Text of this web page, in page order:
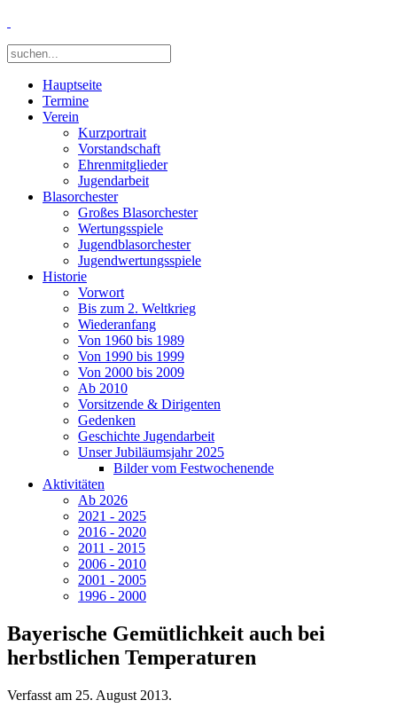
Hauptseite
Termine
Verein
Kurzportrait
Vorstandschaft
Ehrenmitglieder
Jugendarbeit
Blasorchester
Großes Blasorchester
Wertungsspiele
Jugendblasorchester
Jugendwertungsspiele
Historie
Vorwort
Bis zum 2. Weltkrieg
Wiederanfang
Von 1960 bis 1989
Von 1990 bis 1999
Von 2000 bis 2009
Ab 2010
Vorsitzende & Dirigenten
Gedenken
Geschichte Jugendarbeit
Unser Jubiläumsjahr 2025
Bilder vom Festwochenende
Aktivitäten
Ab 2026
2021 - 2025
2016 - 2020
2011 - 2015
2006 - 2010
2001 - 2005
1996 - 2000
Bayerische Gemütlichkeit auch bei
herbstlichen Temperaturen
Verfasst am 25. August 2013.